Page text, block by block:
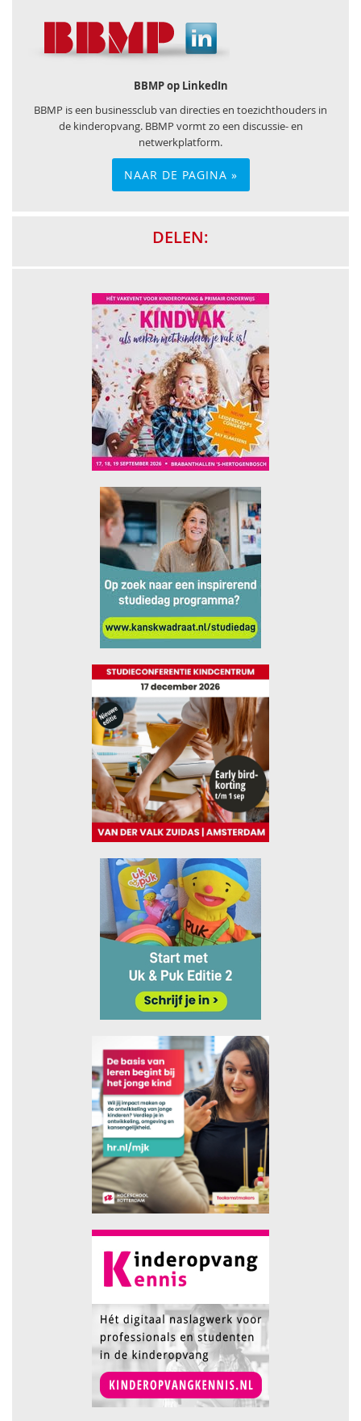
BBMP op LinkedIn
BBMP is een businessclub van directies en toezichthouders in
de kinderopvang. BBMP vormt zo een discussie- en
netwerkplatform.
NAAR DE PAGINA »
DELEN: